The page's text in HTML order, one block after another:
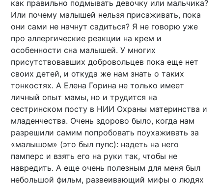
как правильно подмывать девочку или мальчика?
Или почему малышей нельзя присаживать, пока
они сами не начнут садиться? Я не говорю уже
про аллергические реакции на крем и
особенности сна малышей. У многих
присутствовавших добровольцев пока еще нет
своих детей, и откуда же нам знать о таких
тонкостях. А Елена Горина не только имеет
личный опыт мамы, но и трудится на
сестринском посту в НИИ Охраны материнства и
младенчества. Очень здорово было, когда нам
разрешили самим попробовать поухаживать за
«малышом» (это был пупс): надеть на него
памперс и взять его на руки так, чтобы не
навредить. А еще очень полезным для меня был
небольшой фильм, развеивающий мифы о людях